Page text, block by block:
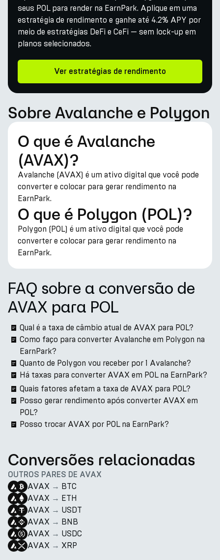
seus POL para render na EarnPark. Aplique em uma
estratégia de rendimento e ganhe até 4.2% APY por
meio de estratégias DeFi e CeFi — sem lock-up em
planos selecionados.
Ver estratégias de rendimento
Sobre Avalanche e Polygon
O que é Avalanche
(AVAX)?
Avalanche (AVAX) é um ativo digital que você pode
converter e colocar para gerar rendimento na
EarnPark.
O que é Polygon (POL)?
Polygon (POL) é um ativo digital que você pode
converter e colocar para gerar rendimento na
EarnPark.
FAQ sobre a conversão de
AVAX para POL
Qual é a taxa de câmbio atual de AVAX para POL?
Como faço para converter Avalanche em Polygon na
EarnPark?
Quanto de Polygon vou receber por 1 Avalanche?
Há taxas para converter AVAX em POL na EarnPark?
Quais fatores afetam a taxa de AVAX para POL?
Posso gerar rendimento após converter AVAX em
POL?
Posso trocar AVAX por POL na EarnPark?
Conversões relacionadas
OUTROS PARES DE AVAX
AVAX → BTC
AVAX → ETH
AVAX → USDT
AVAX → BNB
AVAX → USDC
AVAX → XRP